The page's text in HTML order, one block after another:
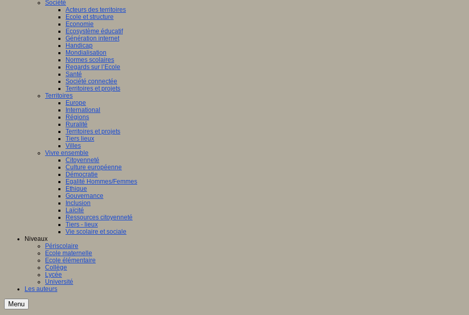
Société
Acteurs des territoires
Ecole et structure
Economie
Ecosystème éducatif
Génération internet
Handicap
Mondialisation
Normes scolaires
Regards sur l’Ecole
Santé
Société connectée
Territoires et projets
Territoires
Europe
International
Régions
Ruralité
Territoires et projets
Tiers lieux
Villes
Vivre ensemble
Citoyenneté
Culture européenne
Démocratie
Egalité Hommes/Femmes
Ethique
Gouvernance
Inclusion
Laïcité
Ressources citoyenneté
Tiers - lieux
Vie scolaire et sociale
Niveaux
Périscolaire
Ecole maternelle
Ecole élémentaire
Collège
Lycée
Université
Les auteurs
Menu